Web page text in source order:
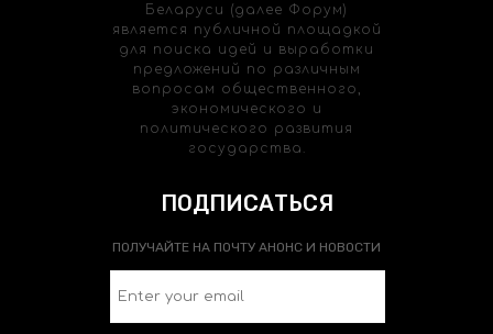
Беларуси (далее Форум)
является публичной площадкой
для поиска идей и выработки
предложений по различным
вопросам общественного,
экономического и
политического развития
государства.
ПОДПИСАТЬСЯ
ПОЛУЧАЙТЕ НА ПОЧТУ АНОНС И НОВОСТИ